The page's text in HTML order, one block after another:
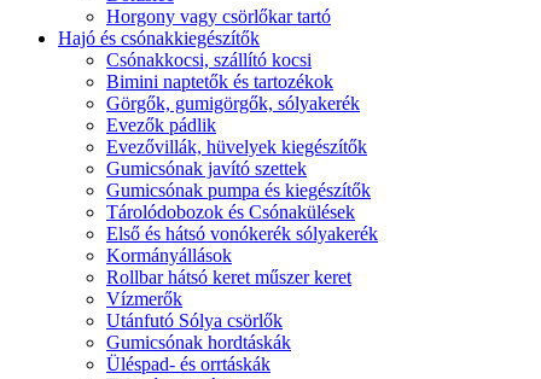
Horgony vagy csörlőkar tartó
Hajó és csónakkiegészítők
Csónakkocsi, szállító kocsi
Bimini naptetők és tartozékok
Görgők, gumigörgők, sólyakerék
Evezők pádlik
Evezővillák, hüvelyek kiegészítők
Gumicsónak javító szettek
Gumicsónak pumpa és kiegészítők
Tárolódobozok és Csónakülések
Első és hátsó vonókerék sólyakerék
Kormányállások
Rollbar hátsó keret műszer keret
Vízmerők
Utánfutó Sólya csörlők
Gumicsónak hordtáskák
Üléspad- és orrtáskák